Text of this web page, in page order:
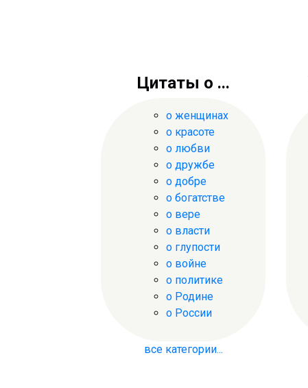
Цитаты о ...
о женщинах
о красоте
о любви
о дружбе
о добре
о богатстве
о вере
о власти
о глупости
о войне
о политике
о Родине
о России
все категории...